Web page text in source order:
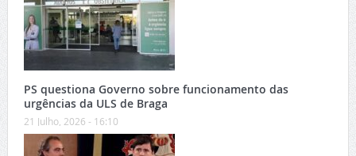
PS questiona Governo sobre funcionamento das
urgências da ULS de Braga
21 Julho, 2026 - 16:10